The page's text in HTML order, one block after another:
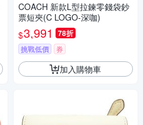
COACH 新款L型拉鍊零錢袋鈔
票短夾(C LOGO-深咖)
$3,991 78折
挑戰低價 券
加入購物車